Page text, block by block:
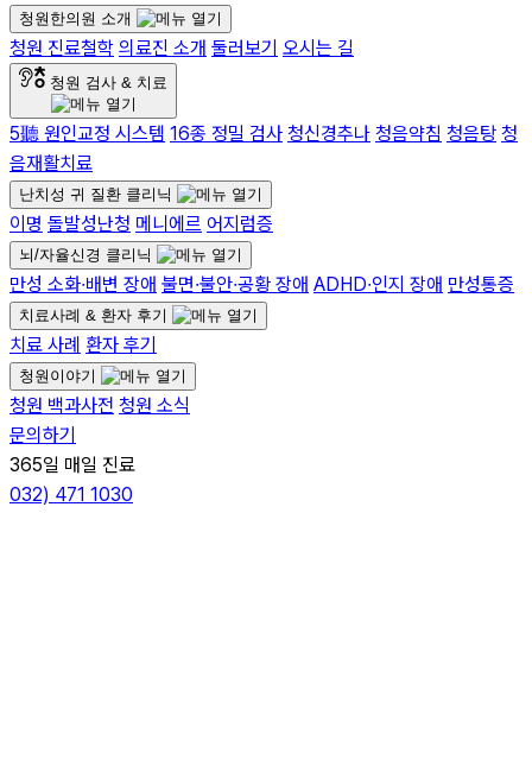
청원한의원 소개
청원 진료철학 의료진 소개 둘러보기 오시는 길
청원 검사 & 치료
5聽 원인교정 시스템 16종 정밀 검사 청신경추나 청음약침 청음탕 청
음재활치료
난치성 귀 질환 클리닉
이명 돌발성난청 메니에르 어지럼증
뇌/자율신경 클리닉
만성 소화∙배변 장애 불면∙불안∙공황 장애 ADHD∙인지 장애 만성통증
치료사례 & 환자 후기
치료 사례 환자 후기
청원이야기
청원 백과사전 청원 소식
문의하기
365일 매일 진료
032) 471 1030